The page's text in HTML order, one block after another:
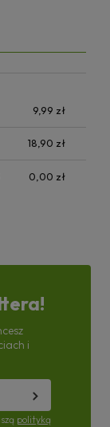
9,99 zł
18,90 zł
0,00 zł
i
polityką